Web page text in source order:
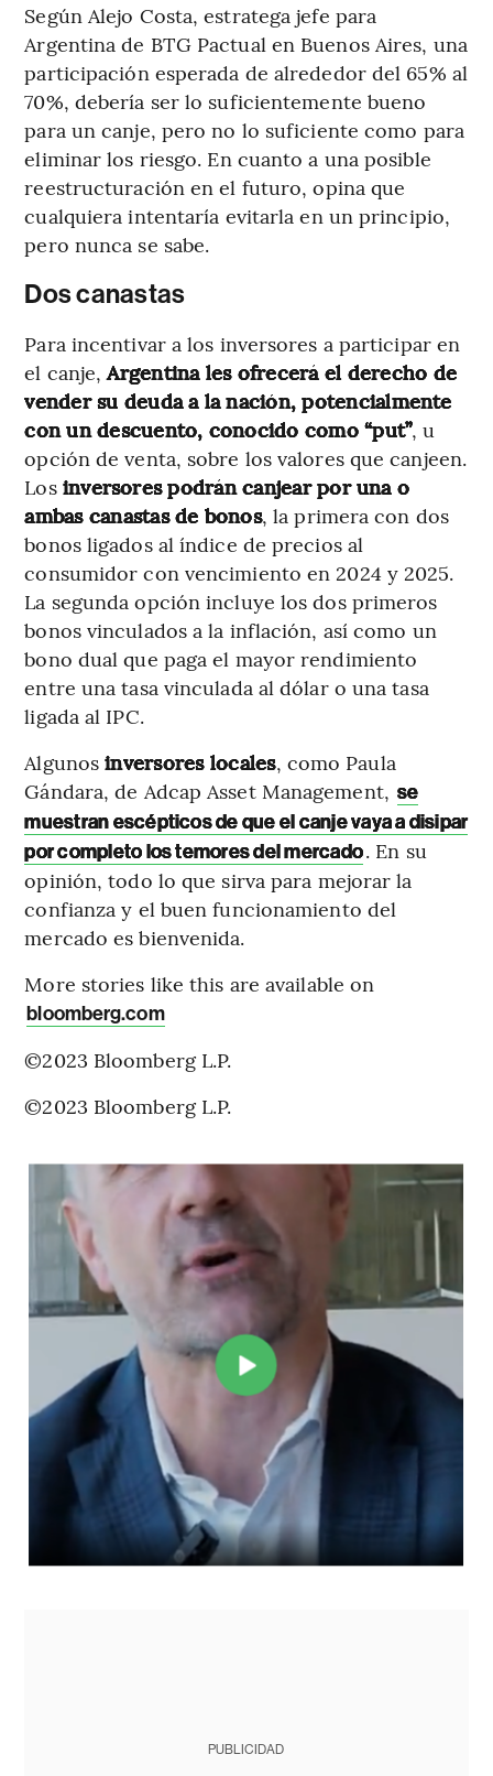
Según Alejo Costa, estratega jefe para
Argentina de BTG Pactual en Buenos Aires, una
participación esperada de alrededor del 65% al
70%, debería ser lo suficientemente bueno
para un canje, pero no lo suficiente como para
eliminar los riesgo. En cuanto a una posible
reestructuración en el futuro, opina que
cualquiera intentaría evitarla en un principio,
pero nunca se sabe.
Dos canastas
Para incentivar a los inversores a participar en
el canje,Argentina les ofrecerá el derecho de
vender su deuda a la nación, potencialmente
con un descuento, conocido como “put”, u
opción de venta, sobre los valores que canjeen.
Los inversores podrán canjear por una o
ambas canastas de bonos, la primera con dos
bonos ligados al índice de precios al
consumidor con vencimiento en 2024 y 2025.
La segunda opción incluye los dos primeros
bonos vinculados a la inflación, así como un
bono dual que paga el mayor rendimiento
entre una tasa vinculada al dólar o una tasa
ligada al IPC.
Algunosinversores locales, como Paula
Gándara, de Adcap Asset Management, se
muestran escépticos de que el canje vaya a disipar
por completo los temores del mercado. En su
opinión, todo lo que sirva para mejorar la
confianza y el buen funcionamiento del
mercado es bienvenida.
More stories like this are available on
bloomberg.com
©2023 Bloomberg L.P.
©2023 Bloomberg L.P.
PUBLICIDAD